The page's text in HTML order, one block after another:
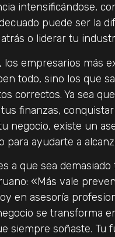
intensificándose,
puede ser la
o liderar tu
los empresarios más
todo, sino los que
correctos. Ya sea
finanzas,
negocio, existe un
para ayudarte a
a que sea demasiado
«Más vale
en asesoría
se transforma
siempre soñaste. Tu